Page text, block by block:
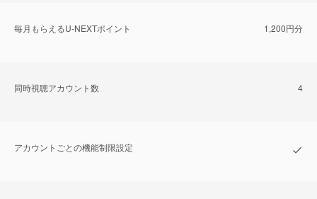
毎⽉もらえるU-NEXTポイント 1,200円分
同時視聴アカウント数 4
アカウントごとの機能制限設定